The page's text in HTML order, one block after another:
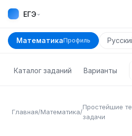
ЕГЭ⌄
МатематикаПрофиль
Каталог заданий Варианты
Главная/Математика/
Простейшие
задачи